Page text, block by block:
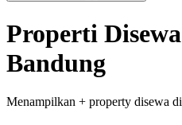
Properti Disewa
Bandung
Menampilkan + property disewa di